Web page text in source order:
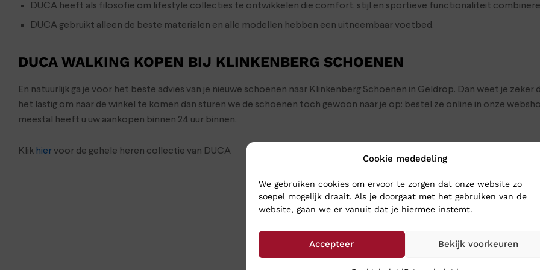
Cookie mededeling
We gebruiken cookies om ervoor te zorgen dat onze website zo
soepel mogelijk draait. Als je doorgaat met het gebruiken van de
website, gaan we er vanuit dat je hiermee instemt.
Accepteer Bekijk voorkeuren
DUCA heeft als filosofie om lifestyle collecties te ontwikkelen die comfort, stijl en sportieve functionaliteit
DUCA gebruikt alleen de beste materialen en alle modellen hebben een uitneembaar voetbed.
DUCA WALKING KOPEN BIJ KLINKENBERG SCHOENEN
En natuurlijk ga je voor het beste advies van je nieuwe schoenen naar Klinkenberg Schoenen in Geldrop. Dan weet je
het lastig om naar de winkel te komen dan sturen we de schoenen toch gewoon naar je op: bestel ze online in onze
meestal heeft u uw aankopen binnen 24 uur binnen.
Klik hiervoor de gehele heren collectie van DUCA